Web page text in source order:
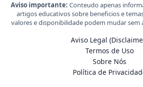
Aviso importante: Conteudo apenas
artigos educativos sobre beneficios e
valores e disponibilidade podem mudar sem
Aviso Legal
Termos de Uso
Sobre Nós
Política de